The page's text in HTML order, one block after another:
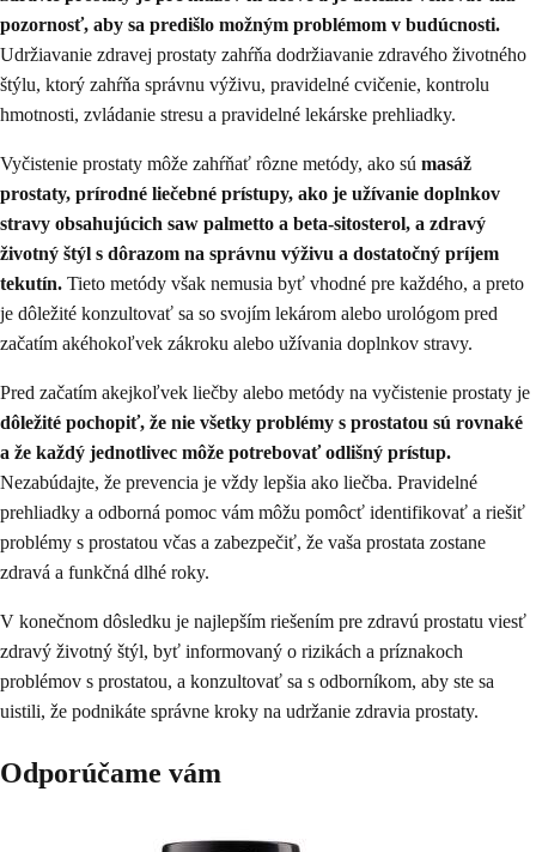
pozornosť, aby sa predišlo možným problémom v budúcnosti.
Udržiavanie zdravej prostaty zahŕňa dodržiavanie zdravého životného
štýlu, ktorý zahŕňa správnu výživu, pravidelné cvičenie, kontrolu
hmotnosti, zvládanie stresu a pravidelné lekárske prehliadky.
Vyčistenie prostaty môže zahŕňať rôzne metódy, ako sú masáž
prostaty, prírodné liečebné prístupy, ako je užívanie doplnkov
stravy obsahujúcich saw palmetto a beta-sitosterol, a zdravý
životný štýl s dôrazom na správnu výživu a dostatočný príjem
tekutín. Tieto metódy však nemusia byť vhodné pre každého, a preto
je dôležité konzultovať sa so svojím lekárom alebo urológom pred
začatím akéhokoľvek zákroku alebo užívania doplnkov stravy.
Pred začatím akejkoľvek liečby alebo metódy na vyčistenie prostaty je
dôležité pochopiť, že nie všetky problémy s prostatou sú rovnaké
a že každý jednotlivec môže potrebovať odlišný prístup.
Nezabúdajte, že prevencia je vždy lepšia ako liečba. Pravidelné
prehliadky a odborná pomoc vám môžu pomôcť identifikovať a riešiť
problémy s prostatou včas a zabezpečiť, že vaša prostata zostane
zdravá a funkčná dlhé roky.
V konečnom dôsledku je najlepším riešením pre zdravú prostatu viesť
zdravý životný štýl, byť informovaný o rizikách a príznakoch
problémov s prostatou, a konzultovať sa s odborníkom, aby ste sa
uistili, že podnikáte správne kroky na udržanie zdravia prostaty.
Odporúčame vám